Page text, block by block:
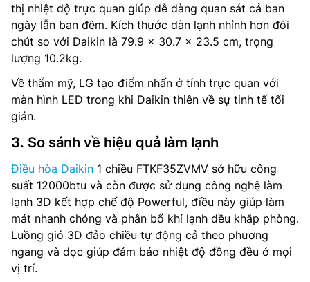
thị nhiệt độ trực quan giúp dễ dàng quan sát cả ban
ngày lẫn ban đêm. Kích thước dàn lạnh nhỉnh hơn đôi
chút so với Daikin là 79.9 x 30.7 x 23.5 cm, trọng
lượng 10.2kg.
Về thẩm mỹ, LG tạo điểm nhấn ở tính trực quan với
màn hình LED trong khi Daikin thiên về sự tinh tế tối
giản.
3. So sánh về hiệu quả làm lạnh
Điều hòa Daikin 1 chiều FTKF35ZVMV sở hữu công
suất 12000btu và còn được sử dụng công nghệ làm
lạnh 3D kết hợp chế độ Powerful, điều này giúp làm
mát nhanh chóng và phân bổ khí lạnh đều khắp phòng.
Luồng gió 3D đảo chiều tự động cả theo phương
ngang và dọc giúp đảm bảo nhiệt độ đồng đều ở mọi
vị trí.